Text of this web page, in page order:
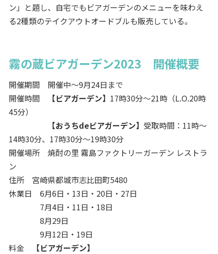
ン」と題し、自宅でもビアガーデンのメニューを味わえ
る2種類のテイクアウトオードブルも販売している。
霧の蔵ビアガーデン2023 開催概要
開催期間 開催中～9月24日まで
開催時間
【ビアガーデン】 17時30分～21時（L.O.20時
45分）
【おうちdeビアガーデン】 受取時間：11時～
14時30分、17時30分～19時30分
開催場所 焼酎の里 霧島ファクトリーガーデン レストラ
ン
住所 宮崎県都城市志比田町5480
休業日 6月6日・13日・20日・27日
7月4日・11日・18日
8月29日
9月12日・19日
料金
【ビアガーデン】